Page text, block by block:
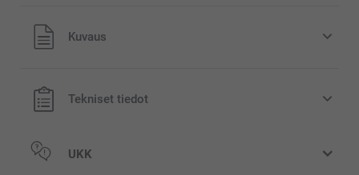
Kaikki hinnat ovat euroina, sisältävät arvonlisäveron ja
eivät sisällä postikuluja.
Kuvaus
Tekniset tiedot
UKK